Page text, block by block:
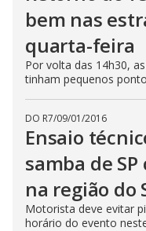
bem nas
quarta-feira
Por volta das 14h30,
tinham pequenos
DO R7/09/01/2016
Ensaio
samba de
na região do
Motorista deve evitar
horário do evento